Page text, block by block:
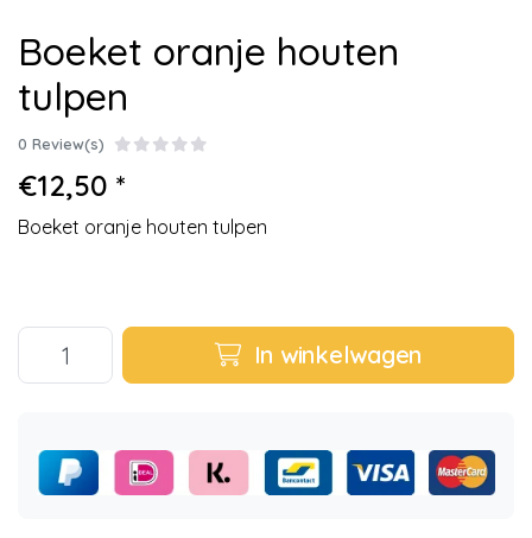
Boeket oranje houten
tulpen
0 Review(s)
€12,50 *
Boeket oranje houten tulpen
In winkelwagen